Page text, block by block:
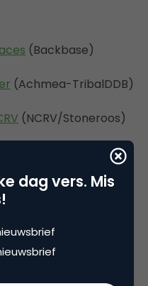
(Backbase)
(Achmea-TribalDDB)
(NCRV/Stoneroos)
dag vers. Mis